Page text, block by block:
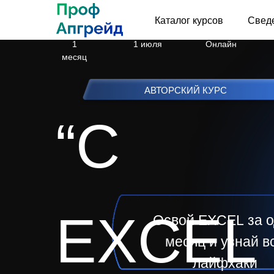
Каталог курсов
ОсвойEXCEL за
месяц и узнай
лайфхаки
“С
EXCEL
АВТОРСКИЙ КУРС
Длительность
1
месяц
Старт
1 июля
Формат курса
Онлайн